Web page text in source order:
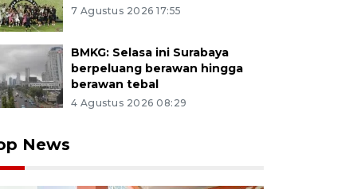
7 Agustus 2026 17:55
BMKG: Selasa ini Surabaya
berpeluang berawan hingga
berawan tebal
4 Agustus 2026 08:29
News